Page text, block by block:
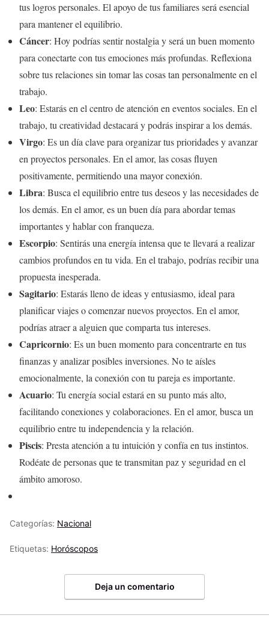
tus logros personales. El apoyo de tus familiares será esencial
para mantener el equilibrio.
Cáncer: Hoy podrías sentir nostalgia y será un buen momento
para conectarte con tus emociones más profundas. Reflexiona
sobre tus relaciones sin tomar las cosas tan personalmente en el
trabajo.
Leo: Estarás en el centro de atención en eventos sociales. En el
trabajo, tu creatividad destacará y podrás inspirar a los demás.
Virgo: Es un día clave para organizar tus prioridades y avanzar
en proyectos personales. En el amor, las cosas fluyen
positivamente, permitiendo una mayor conexión.
Libra: Busca el equilibrio entre tus deseos y las necesidades de
los demás. En el amor, es un buen día para abordar temas
importantes y hablar con franqueza.
Escorpio: Sentirás una energía intensa que te llevará a realizar
cambios profundos en tu vida. En el trabajo, podrías recibir una
propuesta inesperada.
Sagitario: Estarás lleno de ideas y entusiasmo, ideal para
planificar viajes o comenzar nuevos proyectos. En el amor,
podrías atraer a alguien que comparta tus intereses.
Capricornio: Es un buen momento para concentrarte en tus
finanzas y analizar posibles inversiones. No te aísles
emocionalmente, la conexión con tu pareja es importante.
Acuario: Tu energía social estará en su punto más alto,
facilitando conexiones y colaboraciones. En el amor, busca un
equilibrio entre tu independencia y la relación.
Piscis: Presta atención a tu intuición y confía en tus instintos.
Rodéate de personas que te transmitan paz y seguridad en el
ámbito amoroso.
Categorías: Nacional
Etiquetas: Horóscopos
Deja un comentario